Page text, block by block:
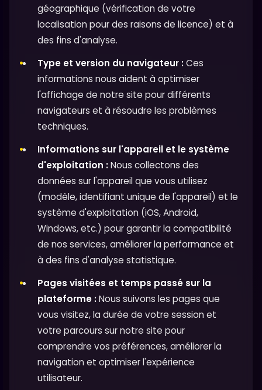
géographique (vérification de votre
localisation pour des raisons de licence) et à
des fins d'analyse.
Type et version du navigateur :Ces
informations nous aident à optimiser
l'affichage de notre site pour différents
navigateurs et à résoudre les problèmes
techniques.
Informations sur l'appareil et le système
d'exploitation :Nous collectons des
données sur l'appareil que vous utilisez
(modèle, identifiant unique de l'appareil) et le
système d'exploitation (iOS, Android,
Windows, etc.) pour garantir la compatibilité
de nos services, améliorer la performance et
à des fins d'analyse statistique.
Pages visitées et temps passé sur la
plateforme :Nous suivons les pages que
vous visitez, la durée de votre session et
votre parcours sur notre site pour
comprendre vos préférences, améliorer la
navigation et optimiser l'expérience
utilisateur.